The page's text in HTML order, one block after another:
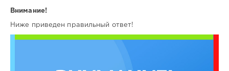
Внимание!
Ниже приведен правильный ответ!